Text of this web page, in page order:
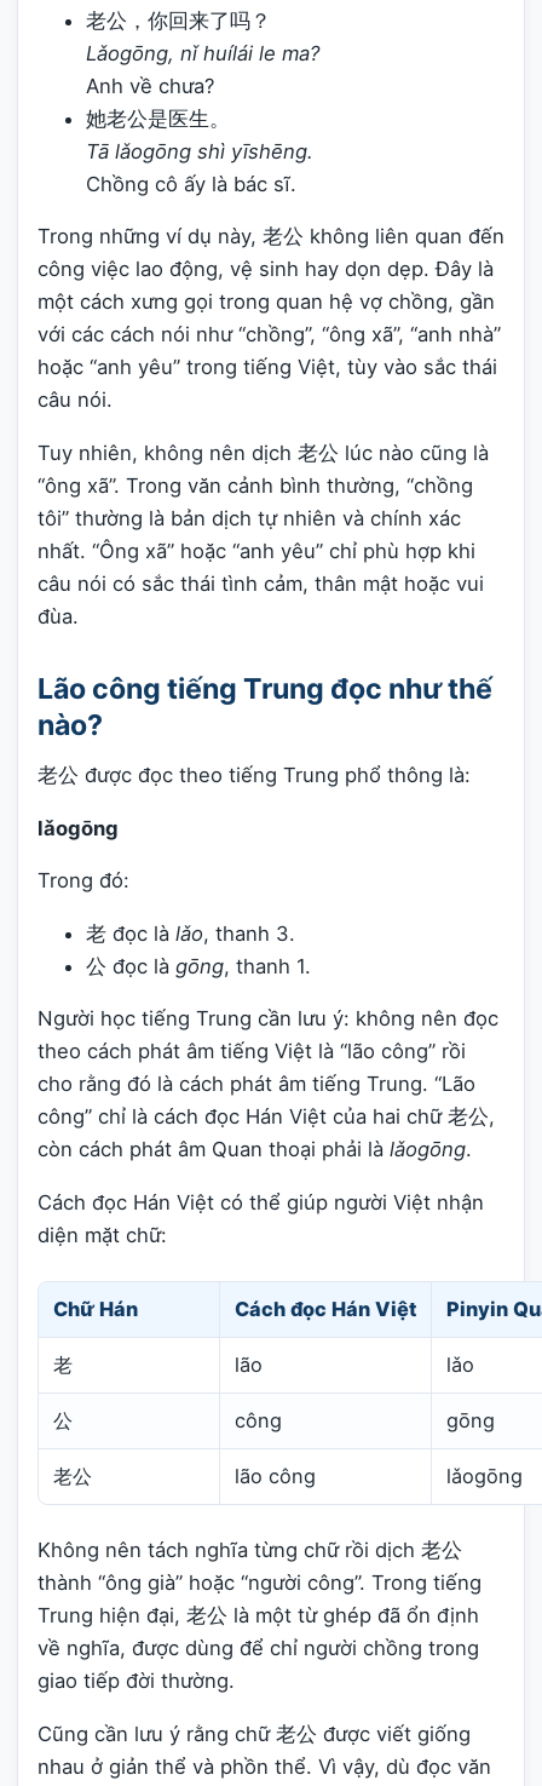
老公，你回来了吗？
Lǎogōng, nǐ huílái le ma?
Anh về chưa?
她老公是医生。
Tā lǎogōng shì yīshēng.
Chồng cô ấy là bác sĩ.
Trong những ví dụ này, 老公 không liên quan đến
công việc lao động, vệ sinh hay dọn dẹp. Đây là
một cách xưng gọi trong quan hệ vợ chồng, gần
với các cách nói như “chồng”, “ông xã”, “anh nhà”
hoặc “anh yêu” trong tiếng Việt, tùy vào sắc thái
câu nói.
Tuy nhiên, không nên dịch 老公 lúc nào cũng là
“ông xã”. Trong văn cảnh bình thường, “chồng
tôi” thường là bản dịch tự nhiên và chính xác
nhất. “Ông xã” hoặc “anh yêu” chỉ phù hợp khi
câu nói có sắc thái tình cảm, thân mật hoặc vui
đùa.
Lão công tiếng Trung đọc như thế
nào?
老公 được đọc theo tiếng Trung phổ thông là:
lǎogōng
Trong đó:
老 đọc là lǎo, thanh 3.
公 đọc là gōng, thanh 1.
Người học tiếng Trung cần lưu ý: không nên đọc
theo cách phát âm tiếng Việt là “lão công” rồi
cho rằng đó là cách phát âm tiếng Trung. “Lão
công” chỉ là cách đọc Hán Việt của hai chữ 老公,
còn cách phát âm Quan thoại phải là lǎogōng.
Cách đọc Hán Việt có thể giúp người Việt nhận
diện mặt chữ:
Chữ Hán Cách đọc Hán Việt Pinyin
老 lão lǎo
公 công gōng
老公 lão công lǎogōng
Không nên tách nghĩa từng chữ rồi dịch 老公
thành “ông già” hoặc “người công”. Trong tiếng
Trung hiện đại, 老公 là một từ ghép đã ổn định
về nghĩa, được dùng để chỉ người chồng trong
giao tiếp đời thường.
Cũng cần lưu ý rằng chữ 老公 được viết giống
nhau ở giản thể và phồn thể. Vì vậy, dù đọc văn